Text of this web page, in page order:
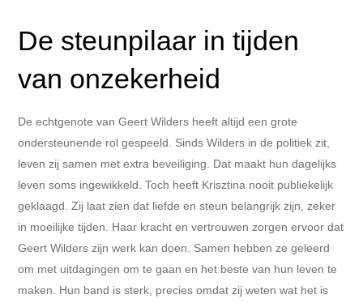
De steunpilaar in tijden
van onzekerheid
De echtgenote van Geert Wilders heeft altijd een grote
ondersteunende rol gespeeld. Sinds Wilders in de politiek zit,
leven zij samen met extra beveiliging. Dat maakt hun dagelijks
leven soms ingewikkeld. Toch heeft Krisztina nooit publiekelijk
geklaagd. Zij laat zien dat liefde en steun belangrijk zijn, zeker
in moeilijke tijden. Haar kracht en vertrouwen zorgen ervoor dat
Geert Wilders zijn werk kan doen. Samen hebben ze geleerd
om met uitdagingen om te gaan en het beste van hun leven te
maken. Hun band is sterk, precies omdat zij weten wat het is